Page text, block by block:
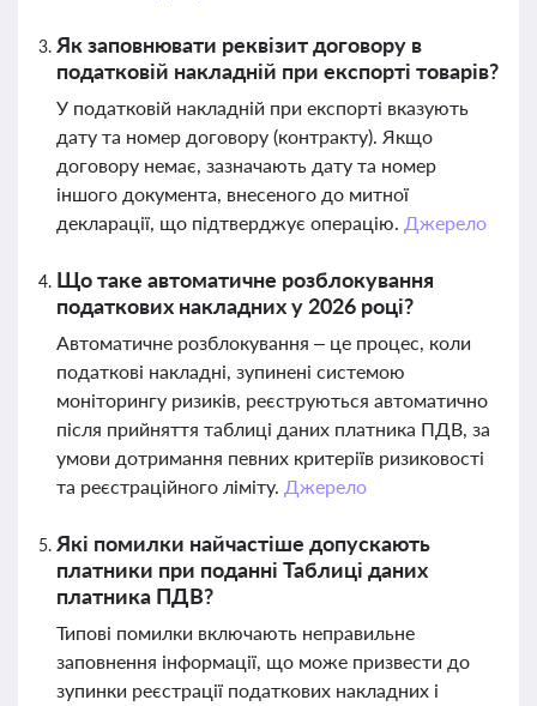
Як заповнювати реквізит договору в
податковій накладній при експорті товарів?
У податковій накладній при експорті вказують
дату та номер договору (контракту). Якщо
договору немає, зазначають дату та номер
іншого документа, внесеного до митної
декларації, що підтверджує операцію. Джерело
Що таке автоматичне розблокування
податкових накладних у 2026 році?
Автоматичне розблокування – це процес, коли
податкові накладні, зупинені системою
моніторингу ризиків, реєструються автоматично
після прийняття таблиці даних платника ПДВ, за
умови дотримання певних критеріїв ризиковості
та реєстраційного ліміту. Джерело
Які помилки найчастіше допускають
платники при поданні Таблиці даних
платника ПДВ?
Типові помилки включають неправильне
заповнення інформації, що може призвести до
зупинки реєстрації податкових накладних і